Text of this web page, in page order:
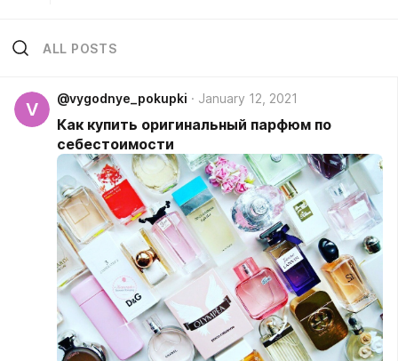
ALL POSTS
V
@vygodnye_pokupki January 12, 2021
Как купить оригинальный парфюм по
себестоимости